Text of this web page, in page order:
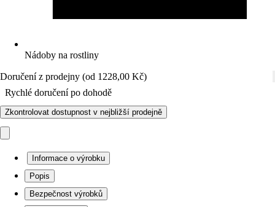
Nádoby na rostliny
Doručení z prodejny (od 1228,00 Kč)
Rychlé doručení po dohodě
Zkontrolovat dostupnost v nejbližší prodejně
Informace o výrobku
Popis
Bezpečnost výrobků